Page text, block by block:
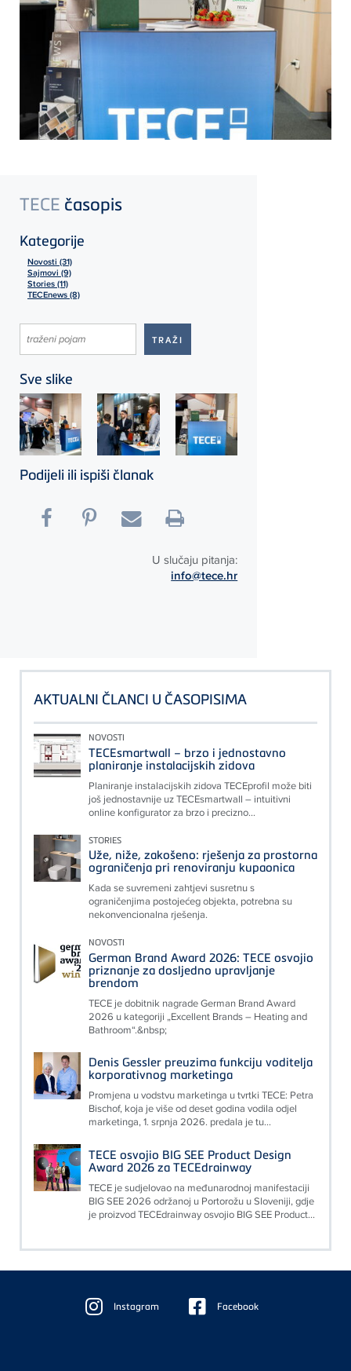
TECE časopis
Kategorije
Novosti (31)
Sajmovi (9)
Stories (11)
TECEnews (8)
Sve slike
Podijeli ili ispiši članak
U slučaju pitanja:
info@tece.hr
AKTUALNI ČLANCI U ČASOPISIMA
NOVOSTI
TECEsmartwall – brzo i jednostavno
planiranje instalacijskih zidova
Planiranje instalacijskih zidova TECEprofil može biti
još jednostavnije uz TECEsmartwall – intuitivni
online konfigurator za brzo i precizno...
STORIES
Uže, niže, zakošeno: rješenja za prostorna
ograničenja pri renoviranju kupaonica
Kada se suvremeni zahtjevi susretnu s
ograničenjima postojećeg objekta, potrebna su
nekonvencionalna rješenja.
NOVOSTI
German Brand Award 2026: TECE osvojio
priznanje za dosljedno upravljanje
brendom
TECE je dobitnik nagrade German Brand Award
2026 u kategoriji „Excellent Brands – Heating and
Bathroom“.&nbsp;
Denis Gessler preuzima funkciju voditelja
korporativnog marketinga
Promjena u vodstvu marketinga u tvrtki TECE: Petra
Bischof, koja je više od deset godina vodila odjel
marketinga, 1. srpnja 2026. predala je tu...
TECE osvojio BIG SEE Product Design
Award 2026 za TECEdrainway
TECE je sudjelovao na međunarodnoj manifestaciji
BIG SEE 2026 održanoj u Portorožu u Sloveniji, gdje
je proizvod TECEdrainway osvojio BIG SEE Product...
Instagram Facebook